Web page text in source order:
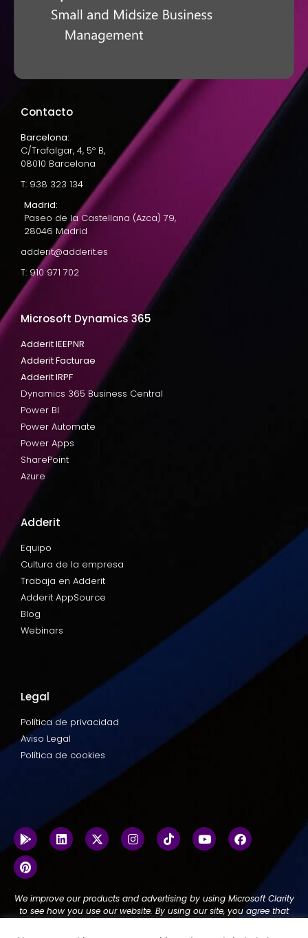
Contacto
Barcelona:
C/Trafalgar, 4, 5º B,
08010 Barcelona
T: 938 323 134
Madrid:
Paseo de la Castellana (Azca) 79,
28046 Madrid
adderit@adderit.es
T: 910 971 702
Microsoft Dynamics 365
Adderit IEEPNR
Adderit Facturae
Adderit IRPF
Dynamics 365 Business Central
Power BI
Power Automate
Power Apps
SharePoint
Azure
Adderit
Equipo
Cultura de la empresa
Trabaja en Adderit
Adderit AppSource
Blog
Webinars
Legal
Política de privacidad
Aviso Legal
Política de cookies
We improve our products and advertising by using Microsoft Clarity
to see how you use our website. By using our site, you agree that
has more details.